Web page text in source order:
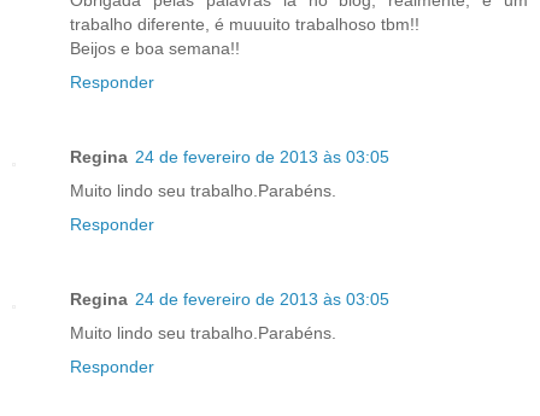
trabalho diferente, é muuuito trabalhoso tbm!!
Beijos e boa semana!!
Responder
Regina 24 de fevereiro de 2013 às 03:05
Muito lindo seu trabalho.Parabéns.
Responder
Regina 24 de fevereiro de 2013 às 03:05
Muito lindo seu trabalho.Parabéns.
Responder